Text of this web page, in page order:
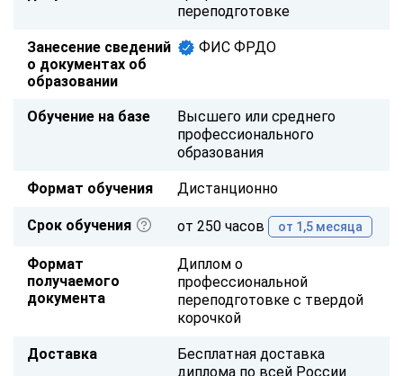
переподготовке
Занесение сведений
о документах об
образовании
ФИС ФРДО
Обучение на базе
Высшего или среднего
профессионального
образования
Формат обучения Дистанционно
Срок обучения от 250 часов от 1,5 месяца
Формат
получаемого
документа
Диплом о
профессиональной
переподготовке с твердой
корочкой
Доставка
Бесплатная доставка
диплома по всей России